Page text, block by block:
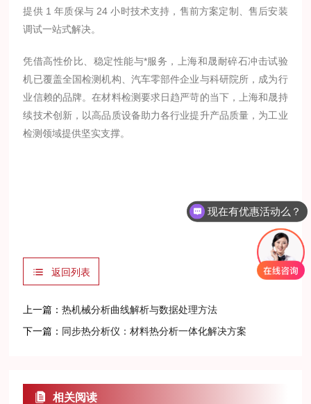
提供 1 年质保与 24 小时技术支持，售前方案定制、售后安装
调试一站式解决。
凭借高性价比、稳定性能与*服务，上海和晟耐碎石冲击试验
机已覆盖全国检测机构、汽车零部件企业与科研院所，成为行
业信赖的品牌。在材料检测要求日趋严苛的当下，上海和晟持
续技术创新，以高品质设备助力各行业提升产品质量，为工业
检测领域提供坚实支撑。
返回列表
上一篇：热机械分析曲线解析与数据处理方法
下一篇： 同步热分析仪：材料热分析一体化解决方案
相关阅读
现在有优惠活动么？